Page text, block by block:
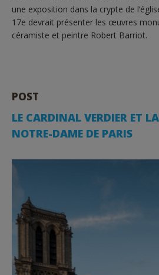
une exposition dans la crypte de
17e devrait présenter les œuvres
céramiste et peintre Robert Barriot.
POST
LE CARDINAL VERDIER ET
NOTRE-DAME DE PARIS